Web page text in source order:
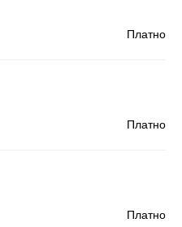
Платно
Платно
Платно